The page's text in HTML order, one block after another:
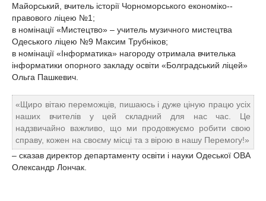
Майорський, вчитель історії Чорноморського економіко-­
правового ліцею №1;
в номінації «Мистецтво» – учитель музичного мистецтва
Одеського ліцею №9 Максим Трубніков;
в номінації «Інформатика» нагороду отримала вчителька
інформатики опорного закладу освіти «Болградський ліцей»
Ольга Пашкевич.
«Щиро вітаю переможців, пишаюсь і дуже ціную працю усіх
наших вчителів у цей складний для нас час. Це
надзвичайно важливо, що ми продовжуємо робити свою
справу, кожен на своєму місці та з вірою в нашу Перемогу!»
– сказав директор департаменту освіти і науки Одеської ОВА
Олександр Лончак.